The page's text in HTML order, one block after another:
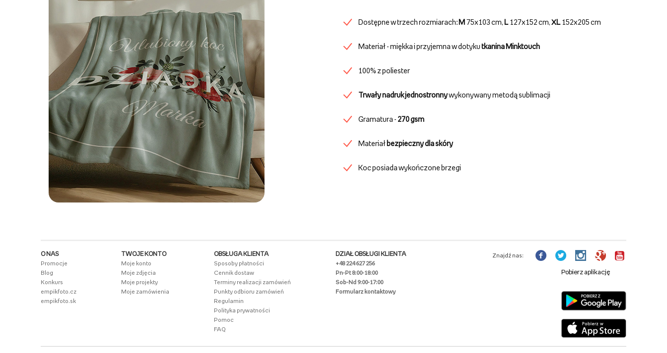
Dostępne w trzech rozmiarach: M 75x103 cm, L127x152 cm, XL152x205 cm
Materiał - miękka i przyjemna w dotyku tkanina Minktouch
100% z poliester
Trwały nadruk jednostronnywykonywany metodą sublimacji
Gramatura - 270 gsm
Materiał bezpieczny dla skóry
Koc posiada wykończone brzegi
O NAS
Promocje
Blog
Konkurs
empikfoto.cz
empikfoto.sk
TWOJE KONTO
Moje konto
Moje zdjęcia
Moje projekty
Moje zamówienia
OBSŁUGA KLIENTA
Sposoby płatności
Cennik dostaw
Terminy realizacji zamówień
Punkty odbioru zamówień
Regulamin
Polityka prywatności
Pomoc
FAQ
DZIAŁ OBSŁUGI KLIENTA
+48 224 627 256
Pn-Pt 8:00-18:00
Sob-Nd 9:00-17:00
Formularz kontaktowy
Znajdź nas:
Pobierz aplikację